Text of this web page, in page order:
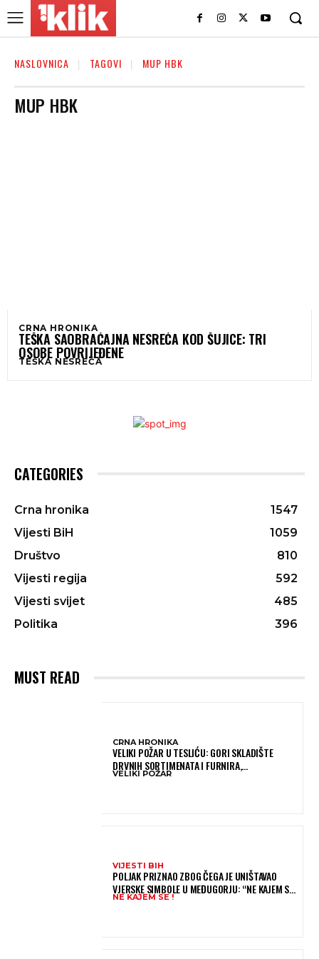
NASLOVNICA TAGOVI MUP HBK
MUP HBK
CRNA HRONIKA
TEŠKA SAOBRAĆAJNA NESREĆA KOD ŠUJICE: TRI
OSOBE POVRIJEĐENE
TEŠKA NESREĆA
CATEGORIES
Crna hronika
1547
Vijesti BiH
1059
Društvo
810
Vijesti regija
592
Vijesti svijet
485
Politika
396
MUST READ
CRNA HRONIKA
VELIKI POŽAR U TESLIĆU: GORI SKLADIŠTE
DRVNIH SORTIMENATA I FURNIRA,
VATROGASCIMA STIŽE POMOĆ IZ VIŠE GRADOVA
VELIKI POŽAR
VIJESTI BIH
POLJAK PRIZNAO ZBOG ČEGA JE UNIŠTAVAO
VJERSKE SIMBOLE U MEĐUGORJU: “NE KAJEM SE I
PONOVIO BIH SVE”
NE KAJEM SE !